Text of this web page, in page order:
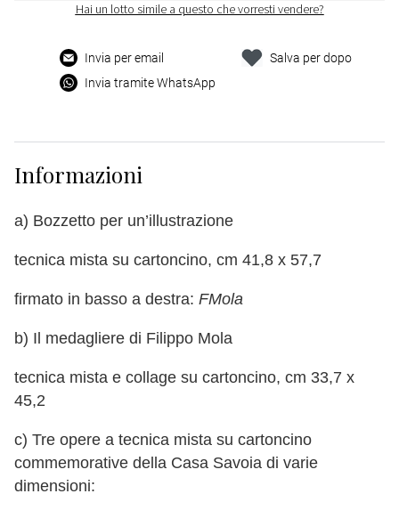
Hai un lotto simile a questo che vorresti vendere?
Invia per email
Invia tramite WhatsApp
Salva per dopo
Informazioni
a) Bozzetto per un’illustrazione
tecnica mista su cartoncino, cm 41,8 x 57,7
firmato in basso a destra: FMola
b) Il medagliere di Filippo Mola
tecnica mista e collage su cartoncino, cm 33,7 x
45,2
c) Tre opere a tecnica mista su cartoncino
commemorative della Casa Savoia di varie
dimensioni: